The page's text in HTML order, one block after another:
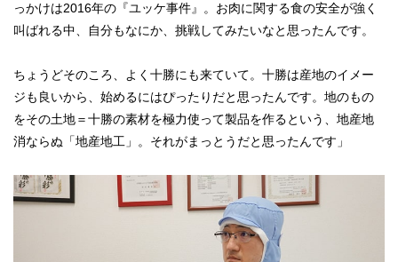
っかけは2016年の『ユッケ事件』。お肉に関する食の安全が強く
叫ばれる中、自分もなにか、挑戦してみたいなと思ったんです。
ちょうどそのころ、よく十勝にも来ていて。十勝は産地のイメー
ジも良いから、始めるにはぴったりだと思ったんです。地のもの
をその土地＝十勝の素材を極力使って製品を作るという、地産地
消ならぬ「地産地工」。それがまっとうだと思ったんです」